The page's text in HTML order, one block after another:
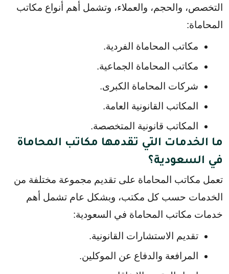
المحاماة:
مكاتب المحاماة الفردية.
مكاتب المحاماة الجماعية.
شركات المحاماة الكبرى.
المكاتب القانونية العامة.
المكاتب قانونية المتخصصة.
ما الخدمات التي تقدمها مكاتب المحاماة
في السعودية؟
خدمات مكاتب المحاماة في السعودية:
تقديم الاستشارات القانونية.
المرافعة والدفاع عن الموكلين.